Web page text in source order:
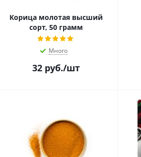
Корица молотая высший
сорт, 50 грамм
Много
32руб./шт